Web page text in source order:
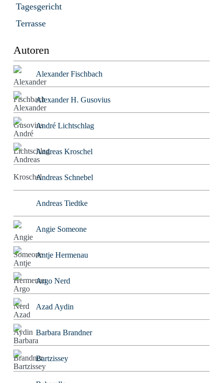
Tagesgericht
Terrasse
Autoren
Alexander Fischbach
Alexander H. Gusovius
André Lichtschlag
Andreas Kroschel
Andreas Schnebel
Andreas Tiedtke
Angie Someone
Antje Hermenau
Argo Nerd
Azad Aydin
Barbara Brandner
Bartzissey